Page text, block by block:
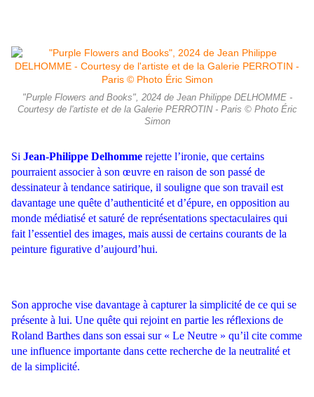
"Purple Flowers and Books", 2024 de Jean Philippe DELHOMME -
Courtesy de l'artiste et de la Galerie PERROTIN - Paris © Photo Éric
Simon
Si Jean-Philippe Delhomme rejette l’ironie, que certains
pourraient associer à son œuvre en raison de son passé de
dessinateur à tendance satirique, il souligne que son travail est
davantage une quête d’authenticité et d’épure, en opposition au
monde médiatisé et saturé de représentations spectaculaires qui
fait l’essentiel des images, mais aussi de certains courants de la
peinture figurative d’aujourd’hui.
Son approche vise davantage à capturer la simplicité de ce qui se
présente à lui. Une quête qui rejoint en partie les réflexions de
Roland Barthes dans son essai sur « Le Neutre » qu’il cite comme
une influence importante dans cette recherche de la neutralité et
de la simplicité.